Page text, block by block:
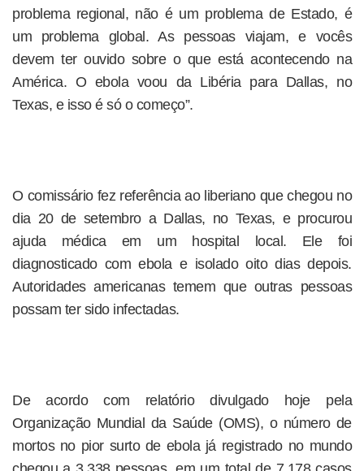
problema regional, não é um problema de Estado, é
um problema global. As pessoas viajam, e vocês
devem ter ouvido sobre o que está acontecendo na
América. O ebola voou da Libéria para Dallas, no
Texas, e isso é só o começo”.
O comissário fez referência ao liberiano que chegou no
dia 20 de setembro a Dallas, no Texas, e procurou
ajuda médica em um hospital local. Ele foi
diagnosticado com ebola e isolado oito dias depois.
Autoridades americanas temem que outras pessoas
possam ter sido infectadas.
De acordo com relatório divulgado hoje pela
Organização Mundial da Saúde (OMS), o número de
mortos no pior surto de ebola já registrado no mundo